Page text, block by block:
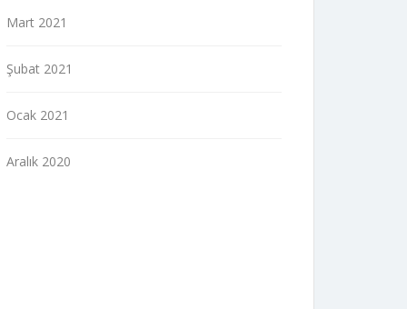
Mart 2021
Şubat 2021
Ocak 2021
Aralık 2020